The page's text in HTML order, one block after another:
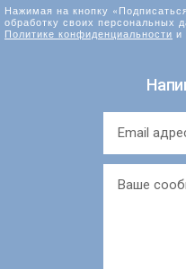
Нажимая на кнопку
обработку своих персональных
Политике конфиденциальности и